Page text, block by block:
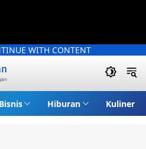
WITH CONTENT
Bisnis Hiburan Kuliner